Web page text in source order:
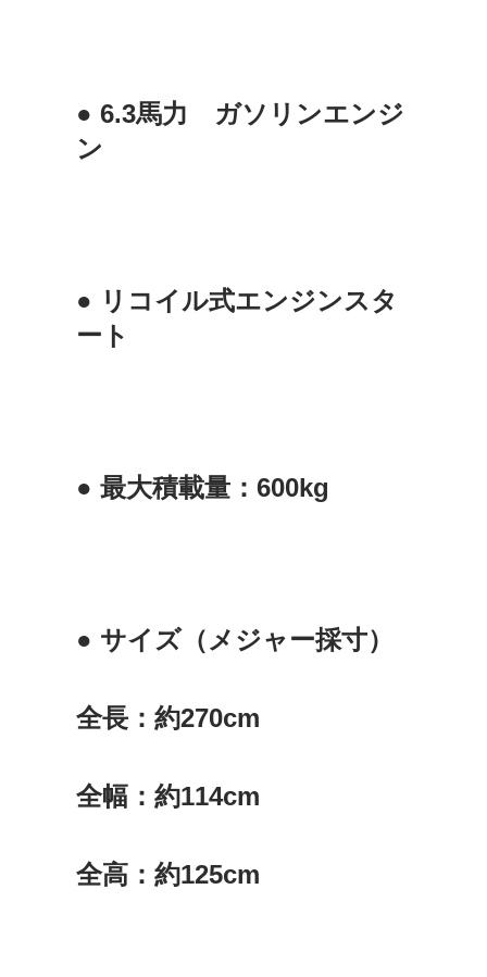
● 6.3馬力 ガソリンエンジ
ン
● リコイル式エンジンスタ
ート
● 最大積載量：600kg
● サイズ（メジャー採寸）
全長：約270cm
全幅：約114cm
全高：約125cm